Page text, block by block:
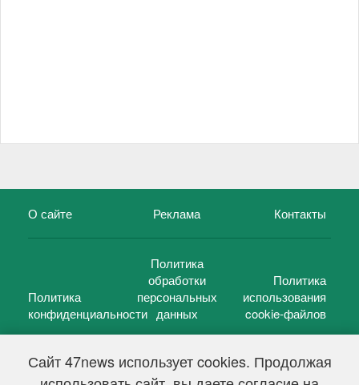
Сайт 47news использует cookies. Продолжая
О сайте Реклама Контакты
Политика
конфиденциальности
Политика
обработки
персональных
данных
Политика
использования
cookie-файлов